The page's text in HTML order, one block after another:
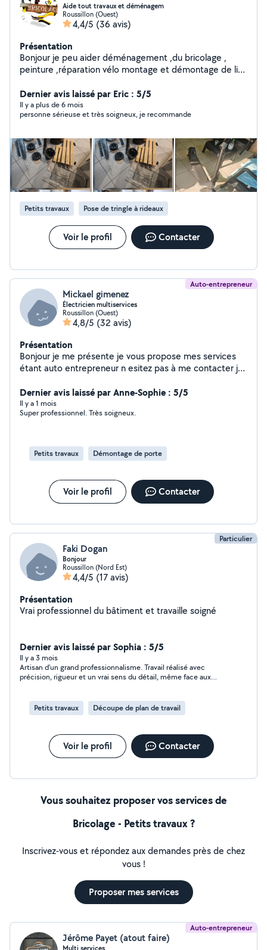
Aide tout travaux et déménagem
Roussillon (Ouest)
4,4/5 (36 avis)
Présentation
Bonjour je peu aider déménagement ,du bricolage ,
peinture ,réparation vélo montage et démontage de lit
toilettes...
Dernier avis laissé par Eric : 5/5
Il y a plus de 6 mois
personne sérieuse et très soigneux, je recommande
Petits travaux Pose de tringle à rideaux
Voir le profil Contacter
Auto-entrepreneur
Mickael gimenez
Électricien multiservices
Roussillon (Ouest)
4,8/5 (32 avis)
Présentation
Bonjour je me présente je vous propose mes services
étant auto entrepreneur n esitez pas à me contacter je
cordialement
Dernier avis laissé par Anne-Sophie : 5/5
Il y a 1 mois
Super professionnel. Très soigneux.
Petits travaux Démontage de porte
Voir le profil Contacter
Particulier
Faki Dogan
Bonjour
Roussillon (Nord Est)
4,4/5 (17 avis)
Présentation
Vrai professionnel du bâtiment et travaille soigné
Dernier avis laissé par Sophia : 5/5
Il y a 3 mois
Artisan d’un grand professionnalisme. Travail réalisé avec
précision, rigueur et un vrai sens du détail, même face aux
c’est une personne sérieuse et investie, ce qui est rare
aujourd’hui. Je recommande sans hésitation.
Petits travaux Découpe de plan de travail
Voir le profil Contacter
Vous souhaitez proposer vos services de
Bricolage - Petits travaux ?
Inscrivez-vous et répondez aux demandes près de chez
vous !
Proposer mes services
Auto-entrepreneur
Jérôme Payet (atout faire)